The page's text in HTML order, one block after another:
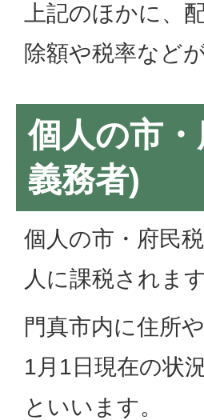
上記のほかに、
除額や税率など
個人の市
義務者)
個人の市・府民
人に課税されます
門真市内に住所
1月1日現在の状
といいます。